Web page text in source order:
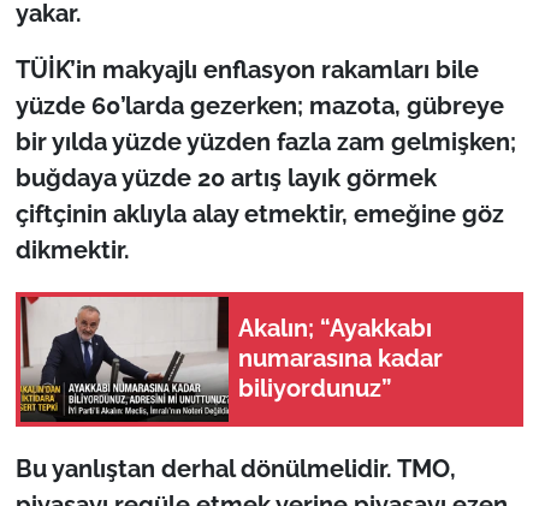
yakar.
TÜİK’in makyajlı enflasyon rakamları bile
yüzde 60’larda gezerken; mazota, gübreye
bir yılda yüzde yüzden fazla zam gelmişken;
buğdaya yüzde 20 artış layık görmek
çiftçinin aklıyla alay etmektir, emeğine göz
dikmektir.
Akalın; “Ayakkabı
numarasına kadar
biliyordunuz”
Bu yanlıştan derhal dönülmelidir. TMO,